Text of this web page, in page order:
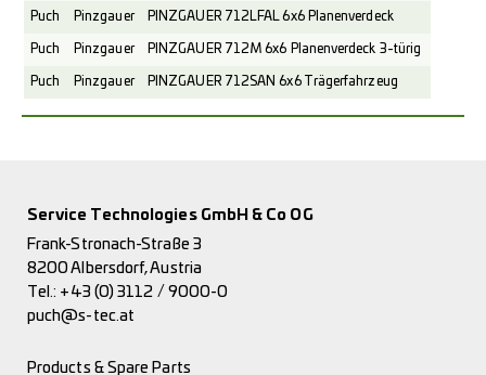
Puch Pinzgauer PINZGAUER 712LFAL 6x6 Planenverdeck
Puch Pinzgauer PINZGAUER 712M 6x6 Planenverdeck 3-türig
Puch Pinzgauer PINZGAUER 712SAN 6x6 Trägerfahrzeug
Service Technologies GmbH & Co OG
Frank-Stronach-Straße 3
8200 Albersdorf, Austria
Tel.: +43 (0) 3112 / 9000-0
puch@s-tec.at
Products & Spare Parts